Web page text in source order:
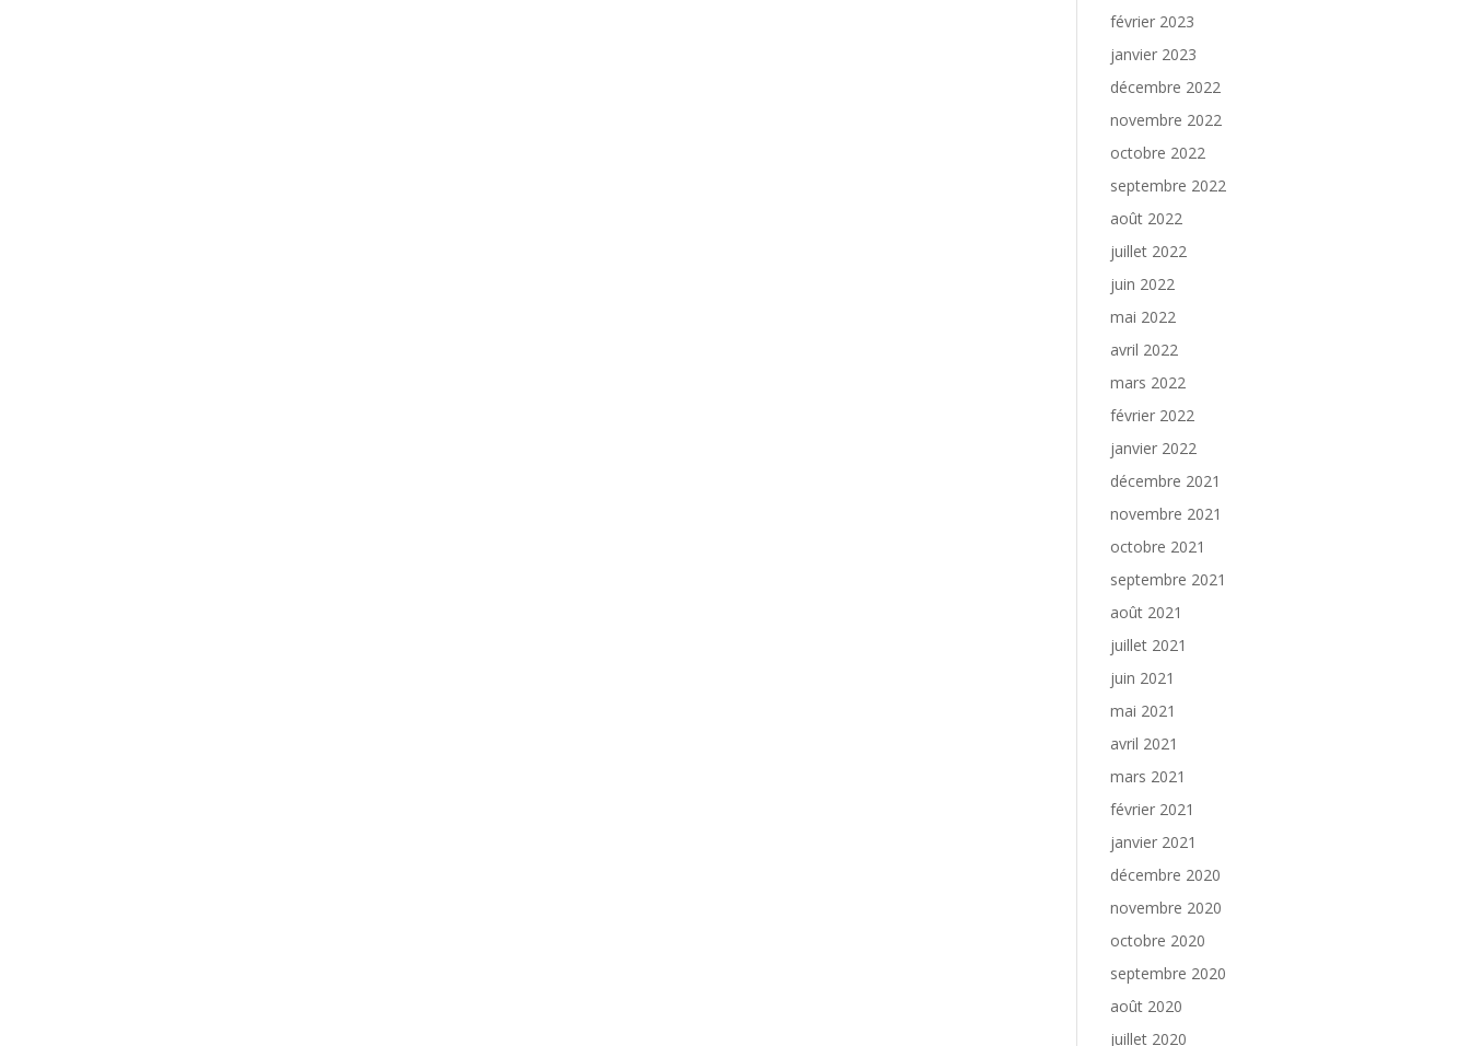
février 2023
janvier 2023
décembre 2022
novembre 2022
octobre 2022
septembre 2022
août 2022
juillet 2022
juin 2022
mai 2022
avril 2022
mars 2022
février 2022
janvier 2022
décembre 2021
novembre 2021
octobre 2021
septembre 2021
août 2021
juillet 2021
juin 2021
mai 2021
avril 2021
mars 2021
février 2021
janvier 2021
décembre 2020
novembre 2020
octobre 2020
septembre 2020
août 2020
juillet 2020